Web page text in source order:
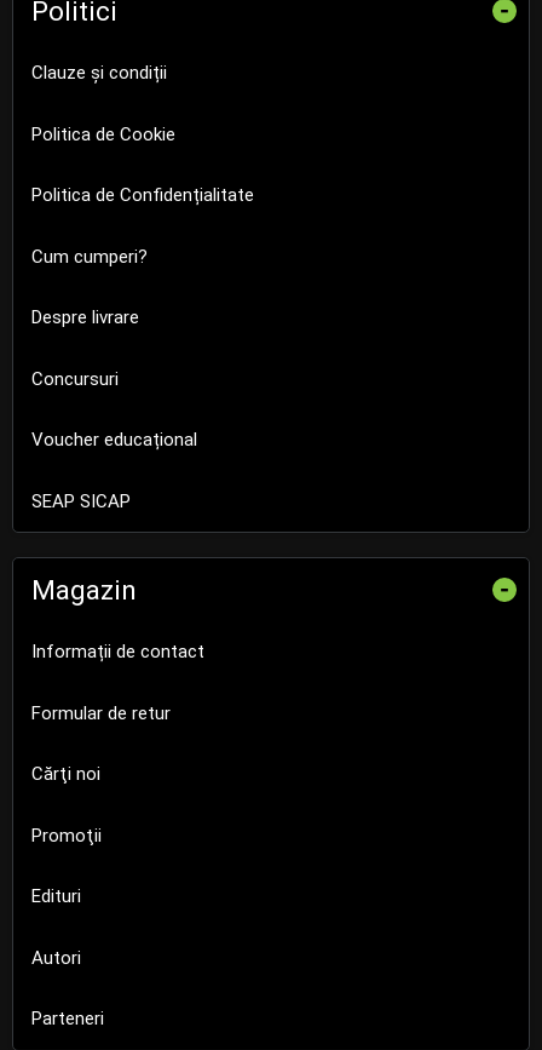
Politici -
Clauze și condiții
Politica de Cookie
Politica de Confidențialitate
Cum cumperi?
Despre livrare
Concursuri
Voucher educațional
SEAP SICAP
Magazin -
Informații de contact
Formular de retur
Cărţi noi
Promoţii
Edituri
Autori
Parteneri